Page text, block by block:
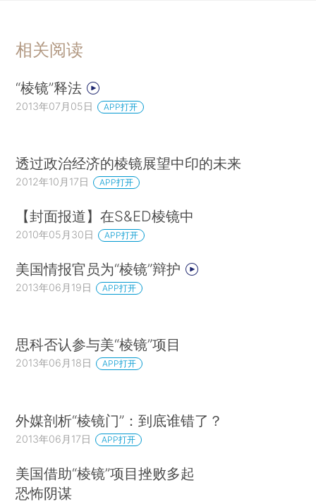
相关阅读
“棱镜”释法
2013年07月05日 APP打开
透过政治经济的棱镜展望中印的未来
2012年10月17日 APP打开
【封面报道】在S&ED棱镜中
2010年05月30日 APP打开
美国情报官员为“棱镜”辩护
2013年06月19日 APP打开
思科否认参与美“棱镜”项目
2013年06月18日 APP打开
外媒剖析“棱镜门”：到底谁错了？
2013年06月17日 APP打开
美国借助“棱镜”项目挫败多起
恐怖阴谋